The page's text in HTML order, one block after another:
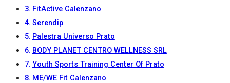
FitActive Calenzano
Serendip
Palestra Universo Prato
BODY PLANET CENTRO WELLNESS SRL
Youth Sports Training Center Of Prato
ME/WE Fit Calenzano